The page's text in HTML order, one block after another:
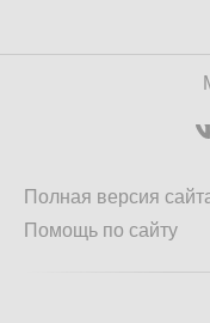
Полная версия
Помощь по сайту